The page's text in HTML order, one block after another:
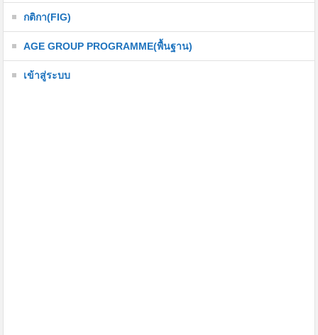
กติกา(FIG)
AGE GROUP PROGRAMME(พื้นฐาน)
เข้าสู่ระบบ